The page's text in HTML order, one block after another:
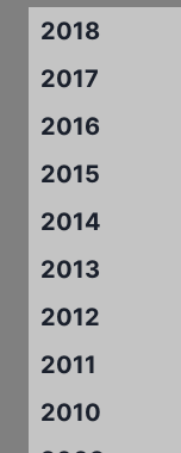
2018
2017
2016
2015
2014
2013
2012
2011
2010